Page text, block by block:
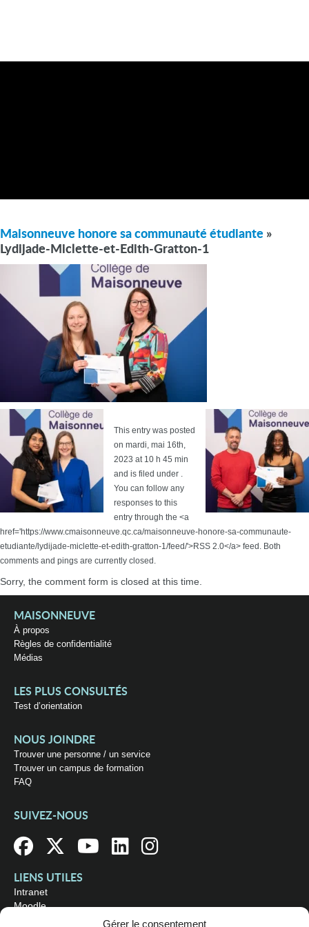
Gérer le consentement
Maisonneuve honore sa communauté étudiante »
Lydijade-Miclette-et-Edith-Gratton-1
This entry was posted
on mardi, mai 16th,
2023 at 10 h 45 min
and is filed under .
You can follow any
responses to this
entry through the <a
href='https://www.cmaisonneuve.qc.ca/maisonneuve-honore-sa-communaute-
etudiante/lydijade-miclette-et-edith-gratton-1/feed/'>RSS 2.0</a> feed. Both
comments and pings are currently closed.
Sorry, the comment form is closed at this time.
MAISONNEUVE
À propos
Règles de confidentialité
Médias
LES PLUS CONSULTÉS
Test d’orientation
NOUS JOINDRE
Trouver une personne / un service
Trouver un campus de formation
FAQ
SUIVEZ-NOUS
LIENS UTILES
Intranet
Moodle